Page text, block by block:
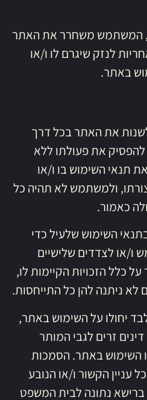
המשתמש משחרר את האתר
לנזק שיגרם לו ו/או
באתר.
את האתר בכל דרך
להפסיק את פעולתו ללא
תנאי השימוש בו ו/או
ולמשתמש לא תהיה כל
כאמור.
השימוש שלעיל כדי
ו/או לצדדים שלישיים
כלל הזכויות הקיימות לו,
לא ניתנה להן כל התייחסות.
יחולו על השימוש באתר,
זרים לגבי המותר
השימוש באתר. הסמכות
עניין הקשור ו/או הנובע
נתונה לבית המשפט